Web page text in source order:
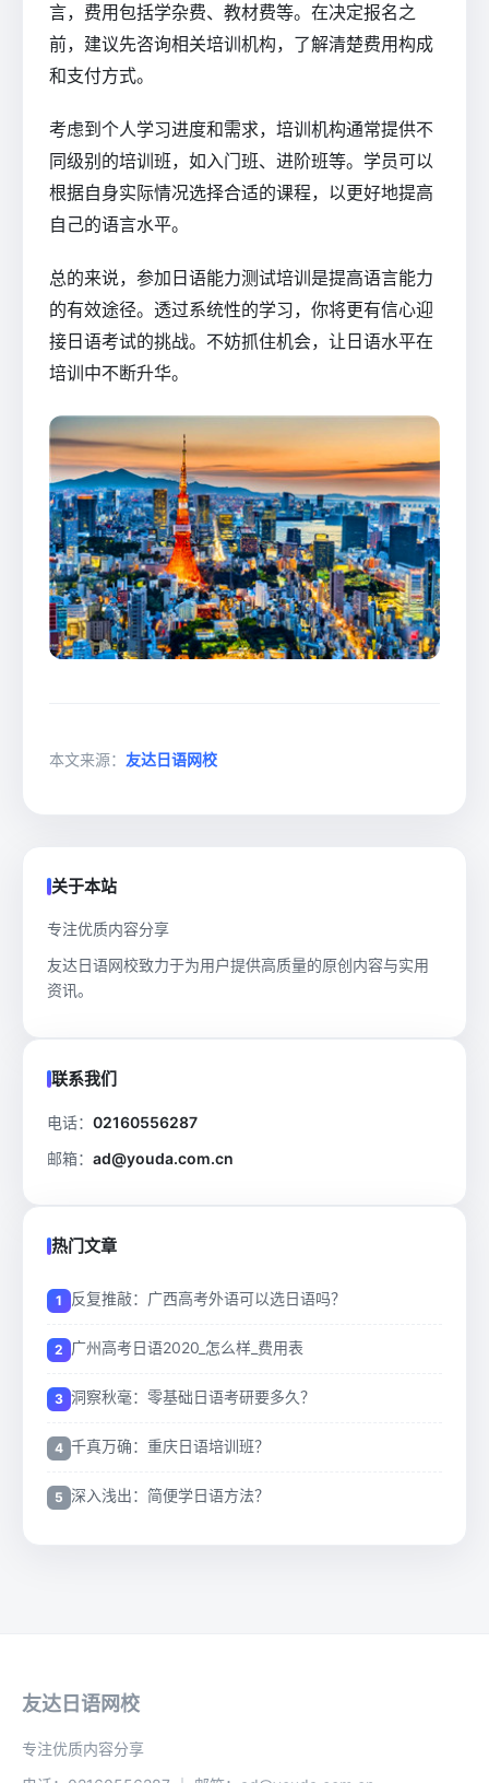
言，费用包括学杂费、教材费等。在决定报名之
前，建议先咨询相关培训机构，了解清楚费用构成
和支付方式。
考虑到个人学习进度和需求，培训机构通常提供不
同级别的培训班，如入门班、进阶班等。学员可以
根据自身实际情况选择合适的课程，以更好地提高
自己的语言水平。
总的来说，参加日语能力测试培训是提高语言能力
的有效途径。透过系统性的学习，你将更有信心迎
接日语考试的挑战。不妨抓住机会，让日语水平在
培训中不断升华。
本文来源： 友达日语网校
关于本站
专注优质内容分享
友达日语网校致力于为用户提供高质量的原创内容与实用
资讯。
联系我们
电话： 02160556287
邮箱： ad@youda.com.cn
热门文章
反复推敲：广西高考外语可以选日语吗？
广州高考日语2020_怎么样_费用表
洞察秋毫：零基础日语考研要多久？
千真万确：重庆日语培训班？
深入浅出：简便学日语方法？
友达日语网校
专注优质内容分享